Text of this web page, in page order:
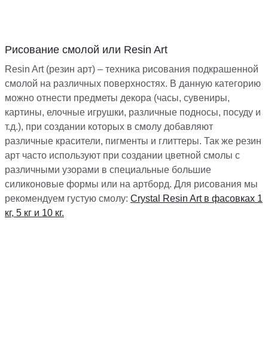
Рисование смолой или Resin Art
Resin Art (резин арт) – техника рисования подкрашенной
смолой на различных поверхностях. В данную категорию
можно отнести предметы декора (часы, сувениры,
картины, елочные игрушки, различные подносы, посуду и
т.д.), при создании которых в смолу добавляют
различные красители, пигменты и глиттеры. Так же резин
арт часто используют при создании цветной смолы с
различными узорами в специальные большие
силиконовые формы или на артборд. Для рисования мы
рекомендуем густую смолу: Crystal Resin Art в фасовках 1
кг, 5 кг и 10 кг.